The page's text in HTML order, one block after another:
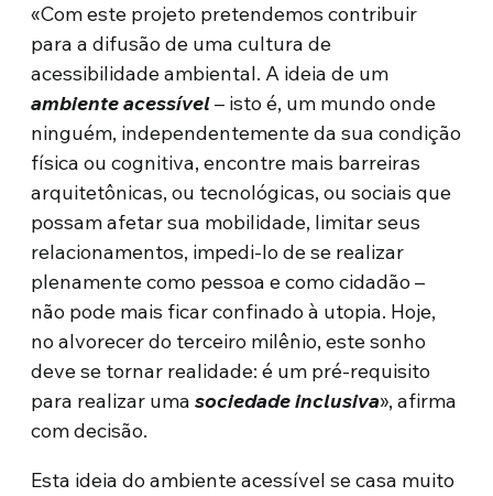
«Com este projeto pretendemos contribuir
para a difusão de uma cultura de
acessibilidade ambiental. A ideia de um
ambiente acessível– isto é, um mundo onde
ninguém, independentemente da sua condição
física ou cognitiva, encontre mais barreiras
arquitetônicas, ou tecnológicas, ou sociais que
possam afetar sua mobilidade, limitar seus
relacionamentos, impedi-lo de se realizar
plenamente como pessoa e como cidadão –
não pode mais ficar confinado à utopia. Hoje,
no alvorecer do terceiro milênio, este sonho
deve se tornar realidade: é um pré-requisito
para realizar umasociedade inclusiva», afirma
com decisão.
Esta ideia do ambiente acessível se casa muito